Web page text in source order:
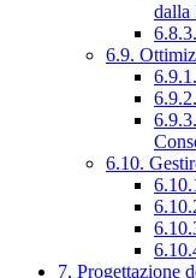
dalla
6.9.
6.10.
7. Progettazione